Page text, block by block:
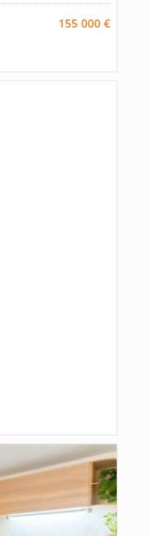
155 000 €